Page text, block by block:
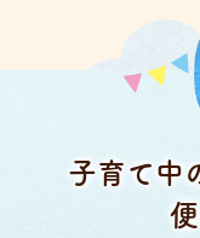
子育て中